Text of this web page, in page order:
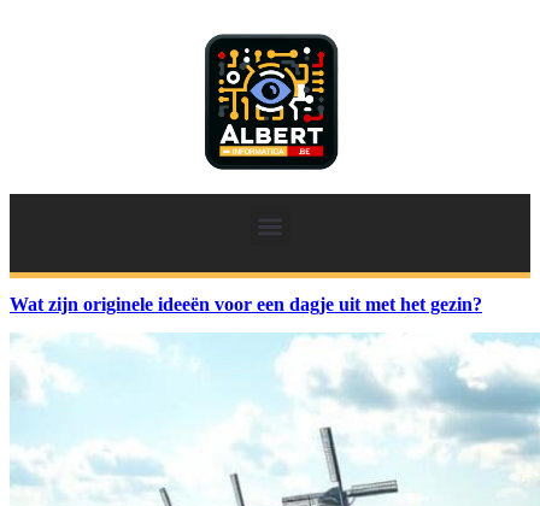
Wat zijn originele ideeën voor een dagje uit met het gezin?